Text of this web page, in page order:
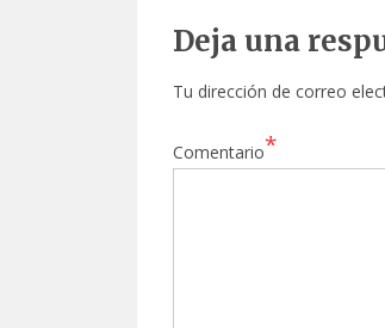
Deja una
Tu dirección de correo
Comentario*